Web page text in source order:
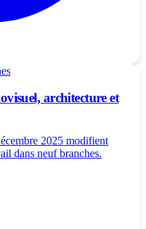
architecture et
2025 modifient
dans neuf branches.